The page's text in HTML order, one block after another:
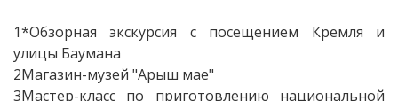
1*Обзорная экскурсия с посещением Кремля и
улицы Баумана
2Магазин-музей "Арыш мае"
3Мастер-класс по приготовлению национальной